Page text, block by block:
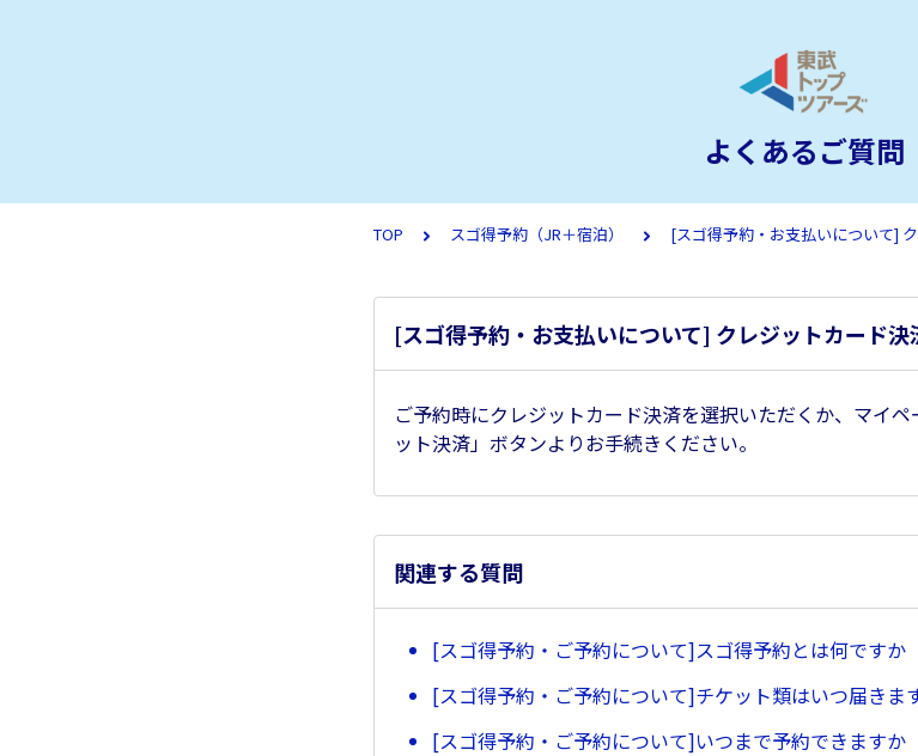
よくあるご質問
TOP スゴ得予約（JR＋宿泊） [スゴ得予約・お支払いについて]
[スゴ得予約・お支払いについて] クレジットカード
ご予約時にクレジットカード決済を選択いただくか、マイ
ット決済」ボタンよりお手続きください。
関連する質問
[スゴ得予約・ご予約について]スゴ得予約とは何ですか
[スゴ得予約・ご予約について]チケット類はいつ届きま
[スゴ得予約・ご予約について]いつまで予約できますか